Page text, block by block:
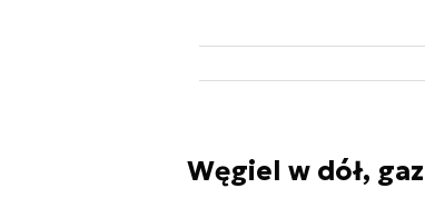
Węgiel w dół,